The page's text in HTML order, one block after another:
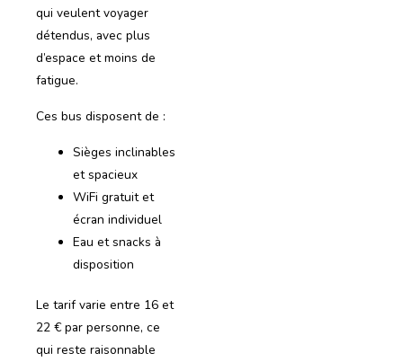
qui veulent voyager
détendus, avec plus
d’espace et moins de
fatigue.
Ces bus disposent de :
Sièges inclinables
et spacieux
WiFi gratuit et
écran individuel
Eau et snacks à
disposition
Le tarif varie entre 16 et
22 € par personne, ce
qui reste raisonnable